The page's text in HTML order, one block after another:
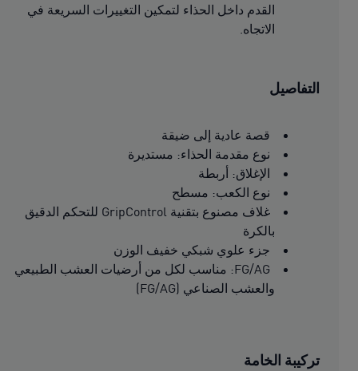
القدم داخل الحذاء لتمكين التغييرات السريعة في
الاتجاه.
التفاصيل
قصة عادية إلى ضيقة
نوع مقدمة الحذاء: مستديرة
الإغلاق: أربطة
نوع الكعب: مسطح
غلاف مصنوع بتقنية GripControl للتحكم الدقيق
بالكرة
جزء علوي شبكي خفيف الوزن
FG/AG: مناسب لكل من أرضيات العشب الطبيعي
والعشب الصناعي (FG/AG)
تركيبة الخامة